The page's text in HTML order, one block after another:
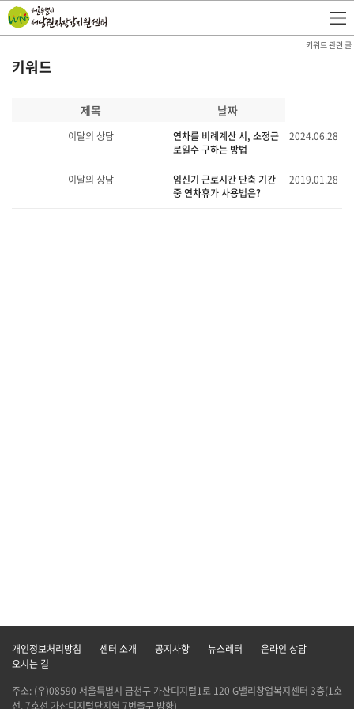
키워드
키워드 관련 글
제목 날짜
이달의 상담
연차를 비례계산 시, 소정근
로일수 구하는 방법
2024.06.28
이달의 상담
임신기 근로시간 단축 기간
중 연차휴가 사용법은?
2019.01.28
개인정보처리방침 센터 소개 공지사항 뉴스레터
온라인 상담
오시는 길
주소: (우)08590 서울특별시 금천구 가산디지털1로 120 G밸리창업복지센터 3층(1호
선, 7호선 가산디지털단지역 7번출구 방향)